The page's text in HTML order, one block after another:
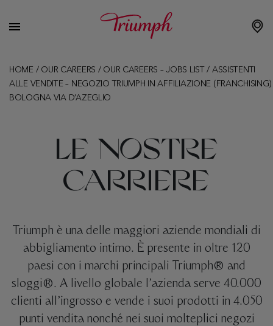
HOME/ OUR CAREERS / OUR CAREERS – JOBS LIST / ASSISTENTI
ALLE VENDITE – NEGOZIO TRIUMPH IN AFFILIAZIONE (FRANCHISING)
BOLOGNA VIA D’AZEGLIO
LE NOSTRE
CARRIERE
Triumph è una delle maggiori aziende mondiali di
abbigliamento intimo. È presente in oltre 120
paesi con i marchi principali Triumph® and
sloggi®. A livello globale l’azienda serve 40.000
clienti all’ingrosso e vende i suoi prodotti in 4.050
punti vendita nonché nei suoi molteplici negozi